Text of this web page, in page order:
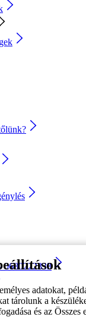
adatokat,
tárolunk a
és az Összes
0680222333